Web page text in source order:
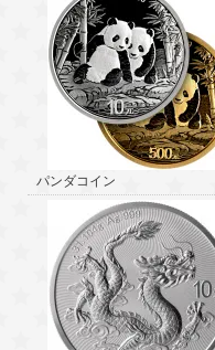
パンダコイン